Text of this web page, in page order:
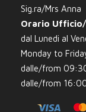
Sig.ra/Mrs Anna
Orario
dal Lunedi al
Monday to
dalle/from
dalle/from